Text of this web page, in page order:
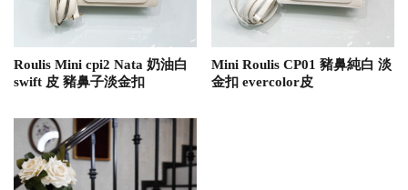
Roulis Mini cpi2 Nata 奶油白
swift 皮 豬鼻子淡金扣
Mini Roulis CP01 豬鼻純白 淡
金扣 evercolor皮